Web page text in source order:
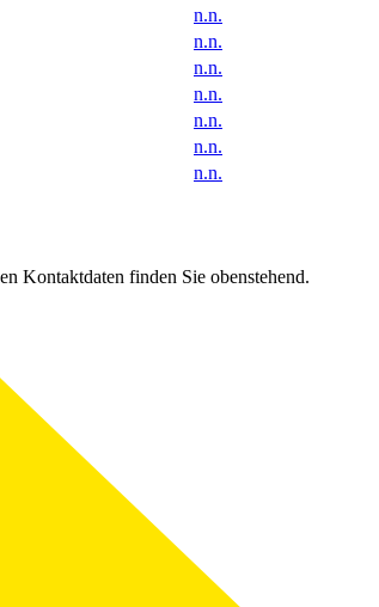
n.n.
n.n.
n.n.
n.n.
n.n.
n.n.
n.n.
Kontaktdaten finden Sie obenstehend.